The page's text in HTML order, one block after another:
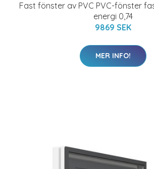
Fast fönster av PVC PVC-fönster
energi 0,74
9869 SEK
MER INFO!